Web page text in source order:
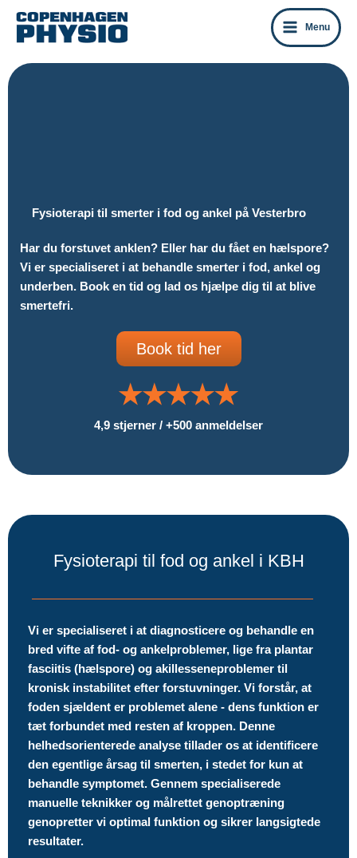
indholdet
Menu
Fysioterapi til smerter i fod og ankel på Vesterbro
Har du forstuvet anklen? Eller har du fået en hælspore?
Vi er specialiseret i at behandle smerter i fod, ankel og
underben. Book en tid og lad os hjælpe dig til at blive
smertefri.
Book tid her
4,9 stjerner / +500 anmeldelser
Fysioterapi til fod og ankel i KBH
Vi er specialiseret i at diagnosticere og behandle en
bred vifte af fod- og ankelproblemer, lige fra plantar
fasciitis (hælspore) og akillesseneproblemer til
kronisk instabilitet efter forstuvninger. Vi forstår, at
foden sjældent er problemet alene - dens funktion er
tæt forbundet med resten af kroppen. Denne
helhedsorienterede analyse tillader os at identificere
den egentlige årsag til smerten, i stedet for kun at
behandle symptomet. Gennem specialiserede
manuelle teknikker og målrettet genoptræning
genopretter vi optimal funktion og sikrer langsigtede
resultater.